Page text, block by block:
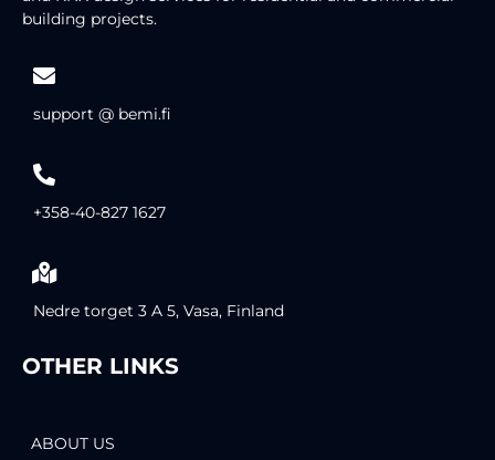
building projects.
support @ bemi.fi
+358-40-827 1627
Nedre torget 3 A 5, Vasa, Finland
OTHER LINKS
ABOUT US